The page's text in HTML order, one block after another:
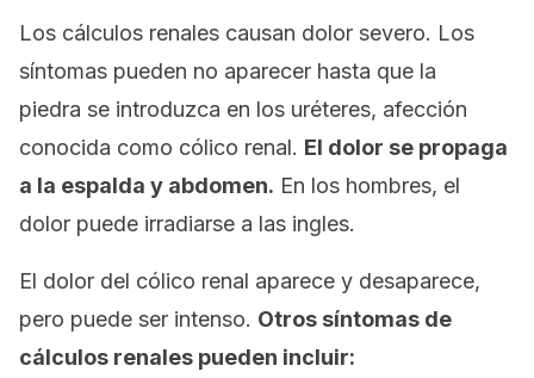
Los cálculos renales causan dolor severo. Los
síntomas pueden no aparecer hasta que la
piedra se introduzca en los uréteres, afección
conocida como cólico renal. El dolor se propaga
a la espalda y abdomen. En los hombres, el
dolor puede irradiarse a las ingles.
El dolor del cólico renal aparece y desaparece,
pero puede ser intenso. Otros síntomas de
cálculos renales pueden incluir: